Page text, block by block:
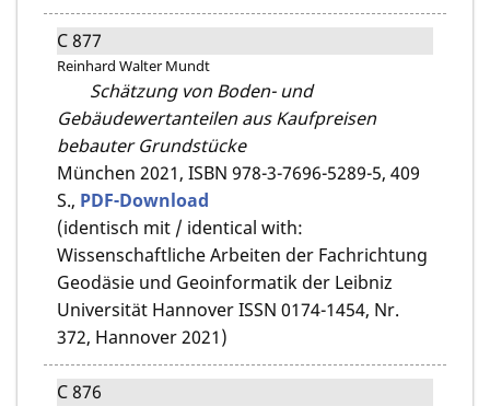
C 877
Reinhard Walter Mundt
Schätzung von Boden- und
Gebäudewertanteilen aus Kaufpreisen
bebauter Grundstücke
München 2021, ISBN 978-3-7696-5289-5, 409
S., PDF-Download
(identisch mit / identical with:
Wissenschaftliche Arbeiten der Fachrichtung
Geodäsie und Geoinformatik der Leibniz
Universität Hannover ISSN 0174-1454, Nr.
372, Hannover 2021)
C 876